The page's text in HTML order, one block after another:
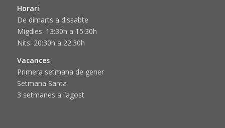
Horari
De dimarts a dissabte
Migdies: 13:30h a 15:30h
Nits: 20:30h a 22:30h
Vacances
Primera setmana de gener
Setmana Santa
3 setmanes a l’agost